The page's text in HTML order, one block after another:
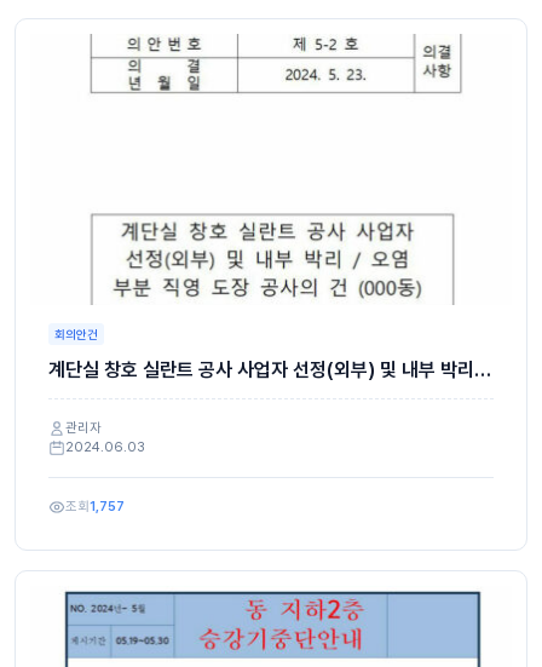
회의안건
계단실 창호 실란트 공사 사업자 선정(외부) 및 내부 박리 /
오염 부분 직영 도장 공사의 건
관리자
2024.06.03
조회1,757